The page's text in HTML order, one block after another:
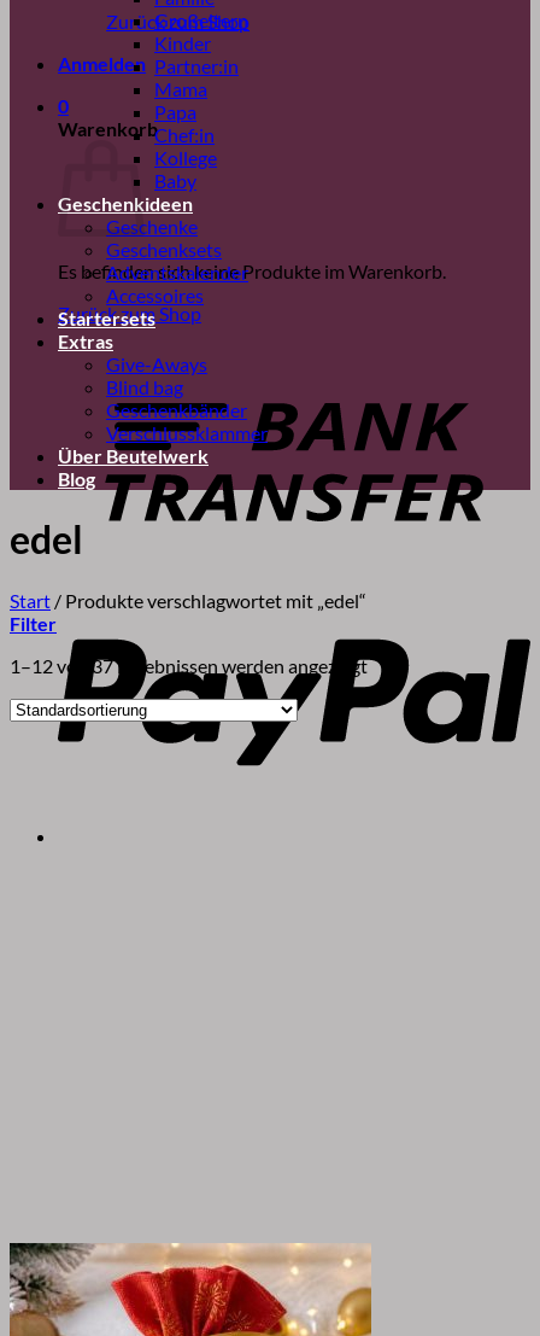
Zurück zum Shop
Anmelden
0
Warenkorb
Es befinden sich keine Produkte im Warenkorb.
Zurück zum Shop
Großeltern
Kinder
Partner:in
Mama
Papa
Chef:in
Kollege
Baby
Geschenkideen
Geschenke
Geschenksets
Adventskalender
Accessoires
Startersets
Extras
Give-Aways
Blind bag
Geschenkbänder
Verschlussklammer
Über Beutelwerk
Blog
edel
Start / Produkte verschlagwortet mit „edel“
Filter
1–12 von 37 Ergebnissen werden angezeigt